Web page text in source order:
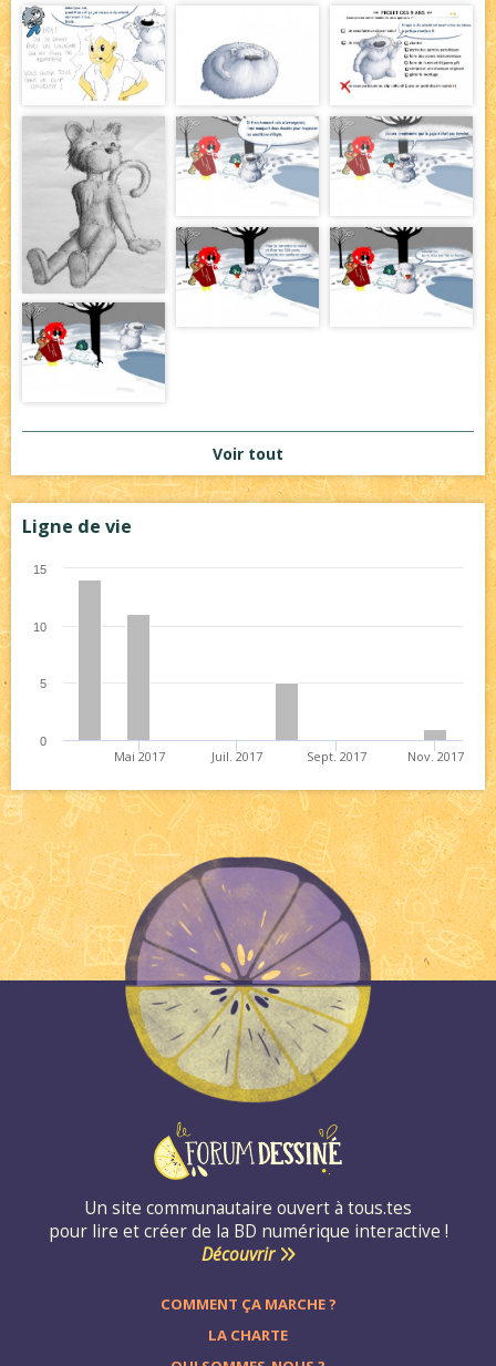
Voir tout
Ligne de vie
Mai 2017 Juil. 2017 Sept. 2017 Nov. 2017
0
5
10
15
Un site communautaire ouvert à tous.tes
pour lire et créer de la BD numérique interactive !
Découvrir
COMMENT ÇA MARCHE ?
LA CHARTE